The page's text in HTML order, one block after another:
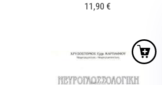
11,90 €